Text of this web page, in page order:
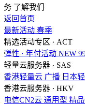
务 了解我们
返回首页
最新活动 春季
精选活动专区 · ACT
弹性 · 年付活动 NEW
轻量云服务器 · SAS
香港轻量云 广播 日本
香港云服务器 · HKV
电信CN2云 通用型 精